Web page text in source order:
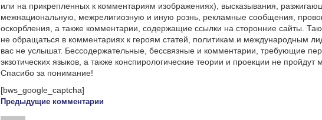
или на прикрепленных к комментариям изображениях), высказывания,
межнациональную, межрелигиозную и иную рознь, рекламные сообщения,
оскорбления, а также комментарии, содержащие ссылки на сторонние сайты.
не обращаться в комментариях к героям статей, политикам и международным
вас не услышат. Бессодержательные, бессвязные и комментарии, требующие
экзотических языков, а также конспирологические теории и проекции не пройдут
Спасибо за понимание!
[bws_google_captcha]
Предыдущие комментарии